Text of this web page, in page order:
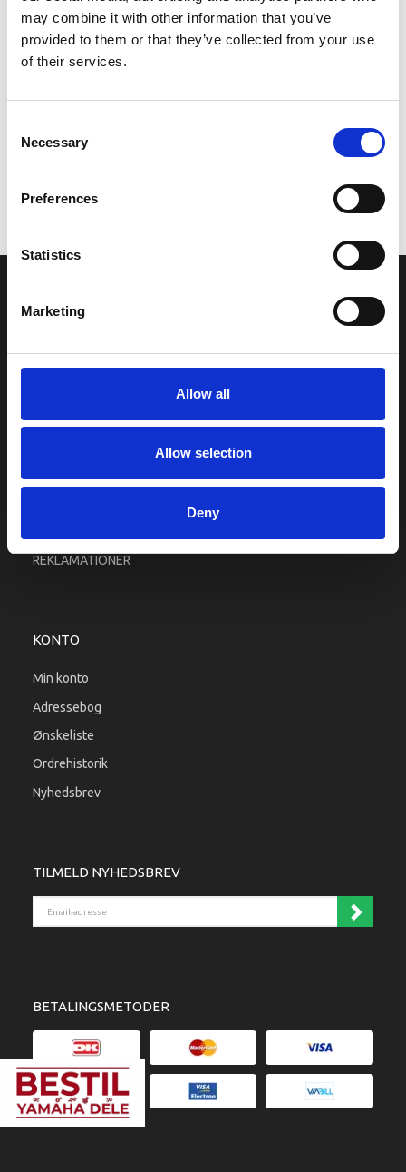
may combine it with other information that you’ve
provided to them or that they’ve collected from your use
of their services.
Selection
Necessary
Preferences
Statistics
Marketing
Allow all
Allow selection
Deny
128,96 DKK
Læg i kurv
Vi oplever i øjeblikket store og hyppige prisændringer i markedet.
Derfor kan der i enkelte tilfælde være produkter, som ikke kan
INFORMATIONER
Fragt og levering
Betingelser & Vilkår
Købsgaranti
REKLAMATIONER
KONTO
Min konto
Adressebog
Ønskeliste
Ordrehistorik
Nyhedsbrev
TILMELD NYHEDSBREV
BETALINGSMETODER